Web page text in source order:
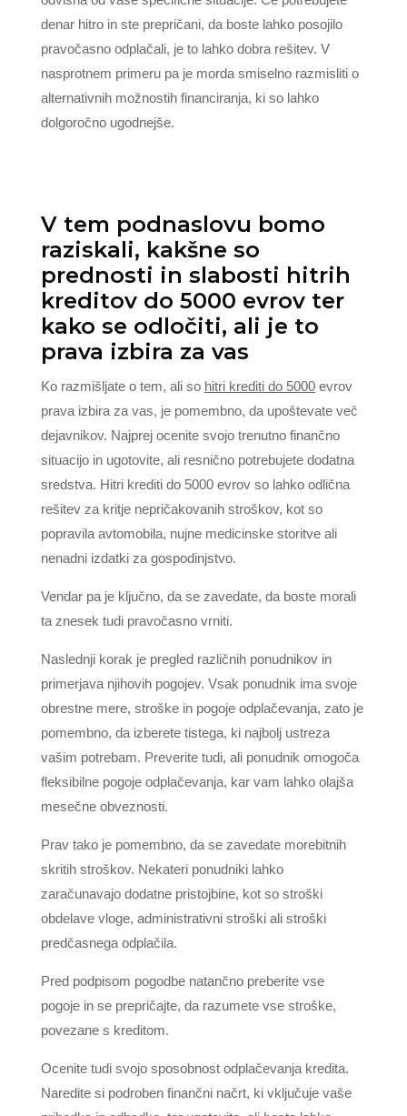
denar hitro in ste prepričani, da boste lahko posojilo
pravočasno odplačali, je to lahko dobra rešitev. V
nasprotnem primeru pa je morda smiselno razmisliti o
alternativnih možnostih financiranja, ki so lahko
dolgoročno ugodnejše.
V tem podnaslovu bomo
raziskali, kakšne so
prednosti in slabosti hitrih
kreditov do 5000 evrov ter
kako se odločiti, ali je to
prava izbira za vas
Ko razmišljate o tem, ali so hitri krediti do 5000evrov
prava izbira za vas, je pomembno, da upoštevate več
dejavnikov. Najprej ocenite svojo trenutno finančno
situacijo in ugotovite, ali resnično potrebujete dodatna
sredstva. Hitri krediti do 5000 evrov so lahko odlična
rešitev za kritje nepričakovanih stroškov, kot so
popravila avtomobila, nujne medicinske storitve ali
nenadni izdatki za gospodinjstvo.
Vendar pa je ključno, da se zavedate, da boste morali
ta znesek tudi pravočasno vrniti.
Naslednji korak je pregled različnih ponudnikov in
primerjava njihovih pogojev. Vsak ponudnik ima svoje
obrestne mere, stroške in pogoje odplačevanja, zato je
pomembno, da izberete tistega, ki najbolj ustreza
vašim potrebam. Preverite tudi, ali ponudnik omogoča
fleksibilne pogoje odplačevanja, kar vam lahko olajša
mesečne obveznosti.
Prav tako je pomembno, da se zavedate morebitnih
skritih stroškov. Nekateri ponudniki lahko
zaračunavajo dodatne pristojbine, kot so stroški
obdelave vloge, administrativni stroški ali stroški
predčasnega odplačila.
Pred podpisom pogodbe natančno preberite vse
pogoje in se prepričajte, da razumete vse stroške,
povezane s kreditom.
Ocenite tudi svojo sposobnost odplačevanja kredita.
Naredite si podroben finančni načrt, ki vključuje vaše